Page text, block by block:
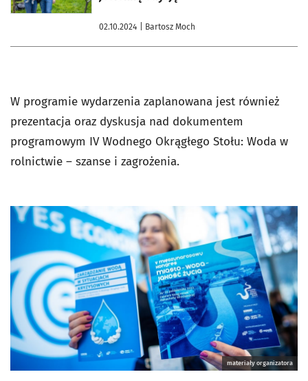
02.10.2024 | Bartosz Moch
W programie wydarzenia zaplanowana jest również
prezentacja oraz dyskusja nad dokumentem
programowym IV Wodnego Okrągłego Stołu: Woda w
rolnictwie – szanse i zagrożenia.
materiały organizatora